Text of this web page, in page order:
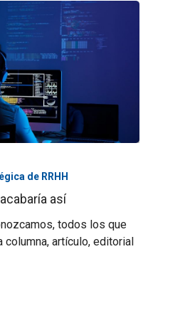
de RRHH
así
todos los que
columna, artículo, editorial